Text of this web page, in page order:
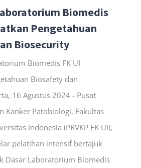
Biomedis
Pengetahuan
Biosecurity
Biomedis FK UI
Biosafety dan
16 Agustus 2024 - Pusat
Kanker Patobiologi, Fakultas
Indonesia (PRVKP FK UI),
pelatihan intensif bertajuk
Dasar Laboratorium Biomedis